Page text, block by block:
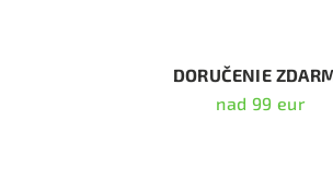
c
i
DORUČENIE
nad 99 eur